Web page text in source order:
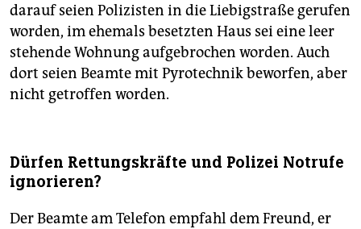
darauf seien Polizisten in die Liebigstraße gerufen
worden, im ehemals besetzten Haus sei eine leer
stehende Wohnung aufgebrochen worden. Auch
dort seien Beamte mit Pyrotechnik beworfen, aber
nicht getroffen worden.
Dürfen Rettungskräfte und Polizei Notrufe
ignorieren?
Der Beamte am Telefon empfahl dem Freund, er